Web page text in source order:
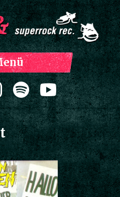
Zum Inhalt springen